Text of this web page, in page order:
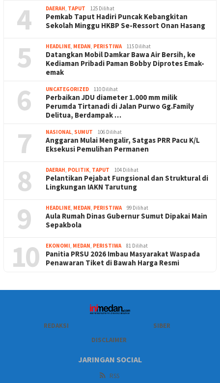
4 DAERAH, TAPUT 125 Dilihat
Pemkab Taput Hadiri Puncak Kebangkitan
Sekolah Minggu HKBP Se-Ressort Onan Hasang
5 HEADLINE, MEDAN, PERISTIWA 115 Dilihat
Datangkan Mobil Damkar Bawa Air Bersih, ke
Kediaman Pribadi Paman Bobby Diprotes Emak-
emak
6 UNCATEGORIZED 110 Dilihat
Perbaikan JDU diameter 1.000 mm milik
Perumda Tirtanadi di Jalan Purwo Gg.Family
Delitua, Berdampak …
7 NASIONAL, SUMUT 106 Dilihat
Anggaran Mulai Mengalir, Satgas PRR Pacu K/L
Eksekusi Pemulihan Permanen
8 DAERAH, POLITIK, TAPUT 104 Dilihat
Pelantikan Pejabat Fungsional dan Struktural di
Lingkungan IAKN Tarutung
9 HEADLINE, MEDAN, PERISTIWA 99 Dilihat
Aula Rumah Dinas Gubernur Sumut Dipakai Main
Sepakbola
10 EKONOMI, MEDAN, PERISTIWA 81 Dilihat
Panitia PRSU 2026 Imbau Masyarakat Waspada
Penawaran Tiket di Bawah Harga Resmi
REDAKSI
SIBER
DISCLAIMER
JARINGAN SOCIAL
RSS